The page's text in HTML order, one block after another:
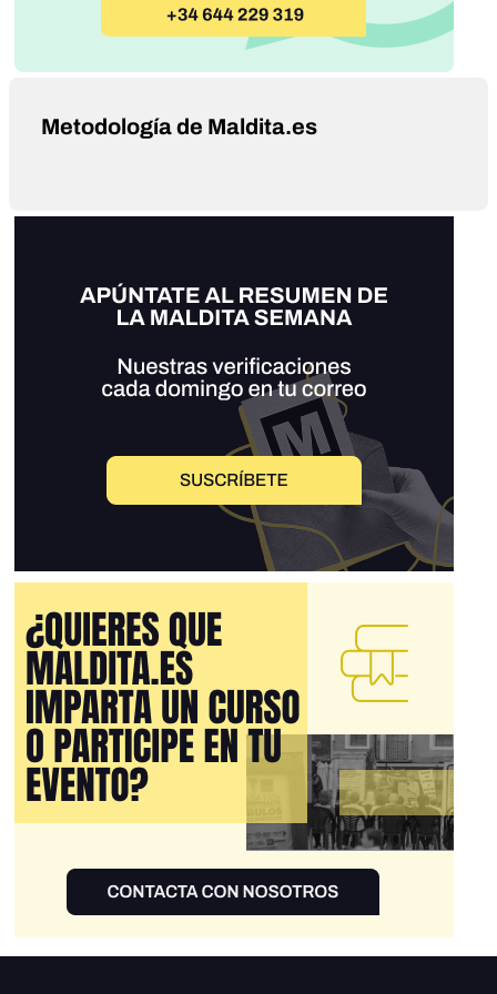
Metodología de Maldita.es